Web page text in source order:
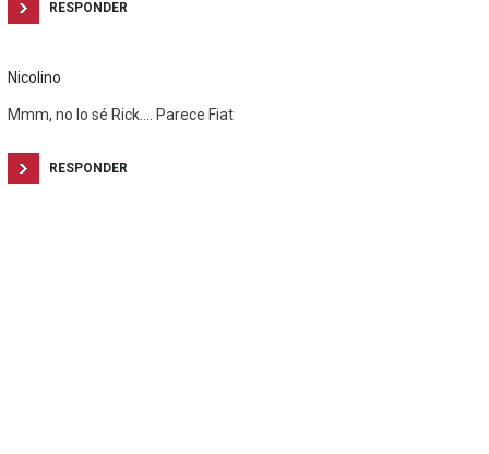
RESPONDER
Nicolino
Mmm, no lo sé Rick…. Parece Fiat
RESPONDER